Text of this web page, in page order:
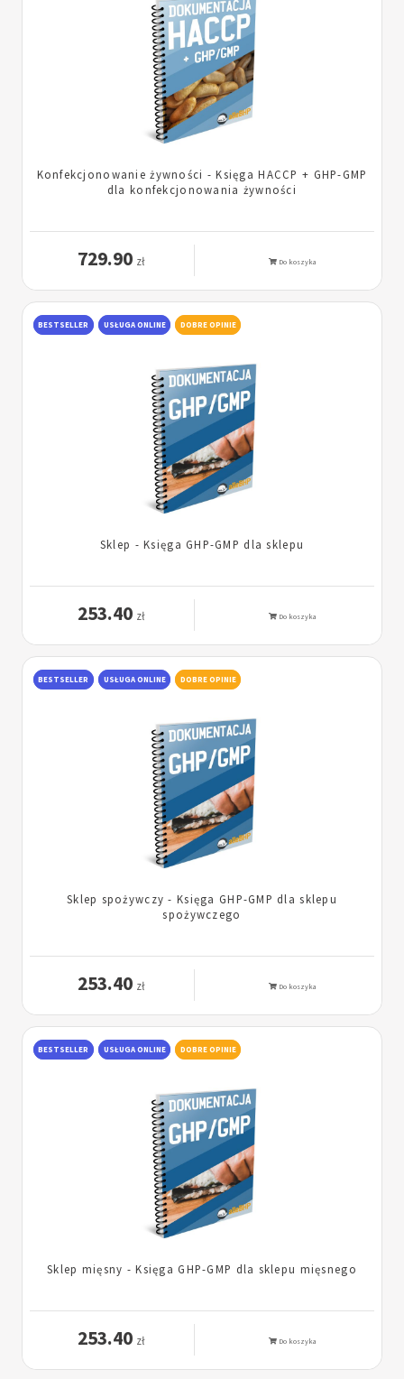
Konfekcjonowanie żywności - Księga HACCP + GHP-GMP
dla konfekcjonowania żywności
729.90 zł Do koszyka
BESTSELLER USŁUGA ONLINE DOBRE OPINIE
Sklep - Księga GHP-GMP dla sklepu
253.40 zł Do koszyka
BESTSELLER USŁUGA ONLINE DOBRE OPINIE
Sklep spożywczy - Księga GHP-GMP dla sklepu
spożywczego
253.40 zł Do koszyka
BESTSELLER USŁUGA ONLINE DOBRE OPINIE
Sklep mięsny - Księga GHP-GMP dla sklepu mięsnego
253.40 zł Do koszyka